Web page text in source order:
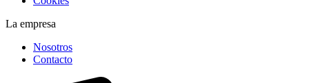
La empresa
Nosotros
Contacto